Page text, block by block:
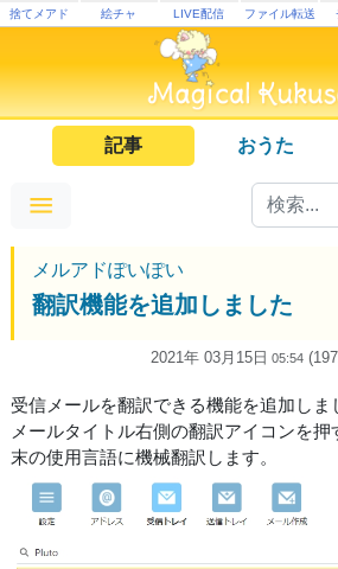
捨てメアド 絵チャ LIVE配信 ファイル転送
記事 おうた
メルアドぽいぽい
翻訳機能を追加しました
2021年 03月15日 05:54
受信メールを翻訳できる機能を追加しま
メールタイトル右側の翻訳アイコンを
末の使用言語に機械翻訳します。